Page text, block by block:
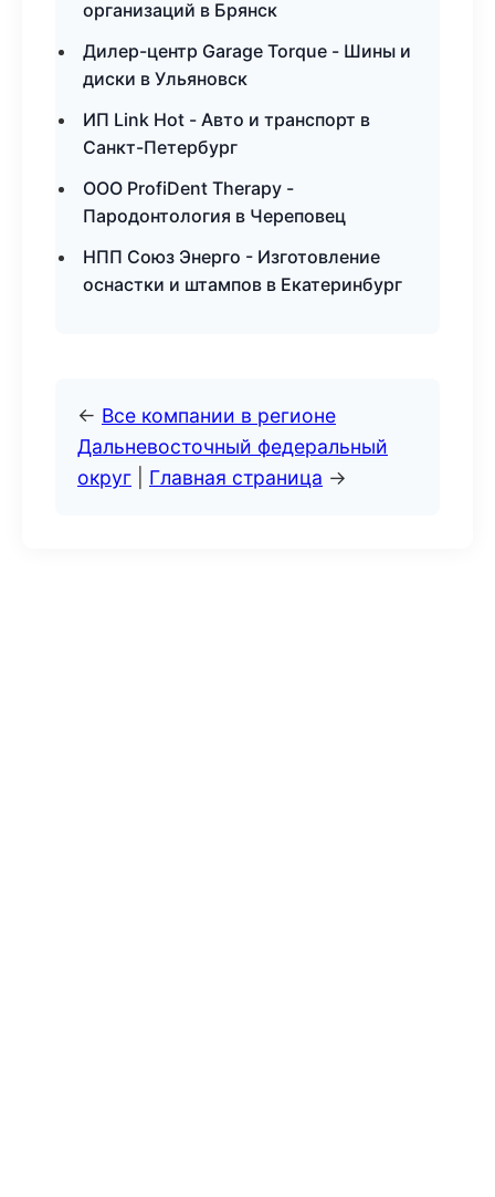
организаций в Брянск
Дилер-центр Garage Torque - Шины и
диски в Ульяновск
ИП Link Hot - Авто и транспорт в
Санкт-Петербург
ООО ProfiDent Therapy -
Пародонтология в Череповец
НПП Союз Энерго - Изготовление
оснастки и штампов в Екатеринбург
← Все компании в регионе
Дальневосточный федеральный
округ
Главная страница →